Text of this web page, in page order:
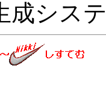
成シス